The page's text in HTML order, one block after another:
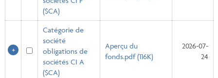
($CA)
Catégorie de
société
obligations de
sociétés CI A
($CA)
Aperçu du
fonds.pdf (116K)
2026-07-
24